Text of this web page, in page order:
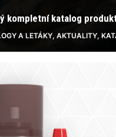
kompletní katalog
A LETÁKY, AKTUALITY,